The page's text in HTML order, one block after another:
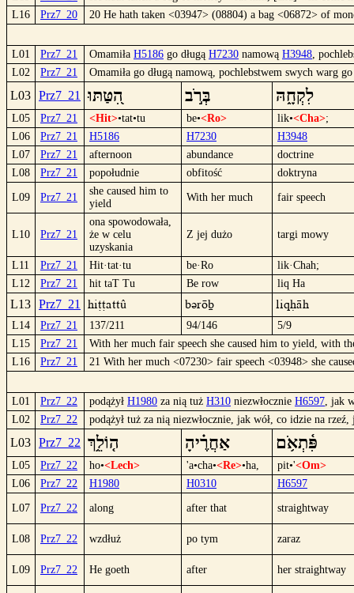
L16
Prz7_20 20 He hath taken <03947> (08804) a bag <06872> of
L01 Prz7_21 Omamiła H5186 go długą H7230 namową H3948,
L02
Prz7_21 Omamiła go długą namową, pochlebstwem swych warg
L03 Prz7_21 הִ֭טַּתּוּ בְּרֹ֣ב לִקְחָ֑הּ
L05 Prz7_21 <Hit>•tat•tu be•<Ro> lik•<Cha>;
L06
Prz7_21 H5186 H7230
H3948
L07
Prz7_21 afternoon abundance
doctrine
L08
Prz7_21 popołudnie obfitość doktryna
L09 Prz7_21
she caused him to
yield
With her much fair speech
L10 Prz7_21
ona spowodowała,
że ​​w celu
uzyskania
Z jej dużo targi mowy
L11 Prz7_21 Hit·tat·tu be·Ro
lik·Chah;
L12
Prz7_21 hit taT Tu Be row liq Ha
L13 Prz7_21 hi††aTTû Büröb liqHäh
L14 Prz7_21 137/211 94/146
5/9
L15
Prz7_21
With her much fair speech she caused him to yield, with
L16
Prz7_21 21 With her much <07230> fair speech <03948> she
L01 Prz7_22 podążył H1980 za nią tuż H310 niezwłocznie H6597, jak
L02
Prz7_22 podążył tuż za nią niezwłocznie, jak wół, co idzie na
L03 Prz7_22 ה֤וֹלֵ֥ךְ אַחֲרֶ֗יהָ פִּ֫תְאֹ֥ם
L05 Prz7_22 ho•<Lech> 'a•cha•<Re>•ha, pit•'<Om>
L06
Prz7_22 H1980 H0310 H6597
L07 Prz7_22 along after that straightway
L08 Prz7_22 wzdłuż po tym zaraz
L09 Prz7_22 He goeth after her straightway